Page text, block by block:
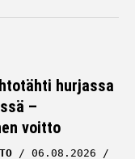
hurjassa
–
voitto
06.08.2026